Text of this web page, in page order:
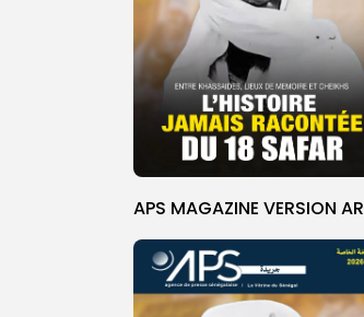
APS MAGAZINE VERSION AR